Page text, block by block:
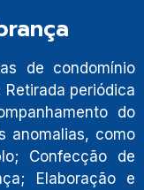
de condomínio
periódica
do
anomalias, como
Confecção de
Elaboração e